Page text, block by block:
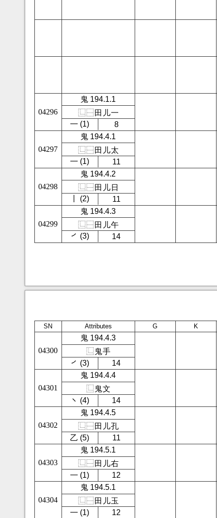
04296
鬼 194.1.1
⿺⿱田 儿一
㇐ (1)
8
04297
鬼 194.4.1
⿺⿱田 儿太
㇐ (1)
11
04298
鬼 194.4.2
⿺⿱田 儿 日
㇑ (2)
11
04299
鬼 194.4.3
⿺⿱田 儿午
㇒ (3)
14
SN Attributes G K
04300
鬼 194.4.3
⿺鬼手
㇒ (3)
14
04301
鬼 194.4.4
⿺鬼文
㇔ (4)
14
04302
鬼 194.4.5
⿺⿱田 儿孔
㇠ (5)
11
04303
鬼 194.5.1
⿺⿱田 儿右
㇐ (1)
12
04304
鬼 194.5.1
⿺⿱田 儿玉
㇐ (1)
12